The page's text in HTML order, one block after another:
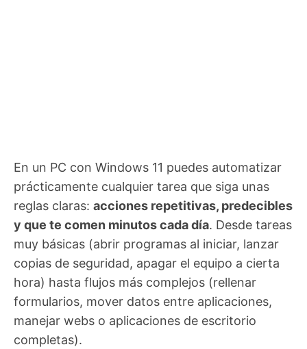
En un PC con Windows 11 puedes automatizar
prácticamente cualquier tarea que siga unas
reglas claras: acciones repetitivas, predecibles
y que te comen minutos cada día. Desde tareas
muy básicas (abrir programas al iniciar, lanzar
copias de seguridad, apagar el equipo a cierta
hora) hasta flujos más complejos (rellenar
formularios, mover datos entre aplicaciones,
manejar webs o aplicaciones de escritorio
completas).